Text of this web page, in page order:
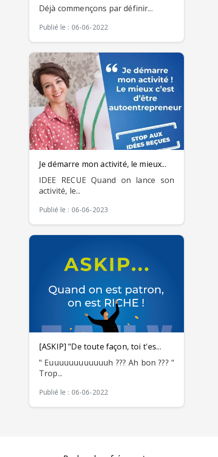
Déjà commençons par définir...
Publié le : 06-06-2022
Je démarre mon activité, le mieux...
IDEE RECUE Quand on lance son
activité, le...
Publié le : 06-06-2023
[ASKIP] "De toute façon, toi t'es...
" Euuuuuuuuuuuuh ??? Ah bon ??? "
Trop...
Publié le : 06-06-2022